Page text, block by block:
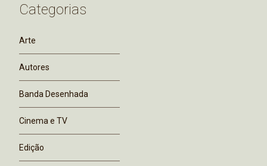
Categorias
Arte
Autores
Banda Desenhada
Cinema e TV
Edição